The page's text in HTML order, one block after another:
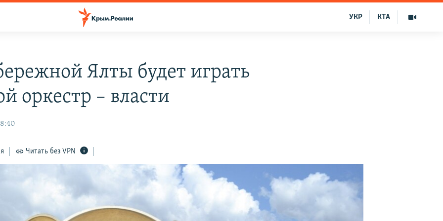
КТА
УКР
Ялты будет играть
оркестр – власти
Читать без VPN